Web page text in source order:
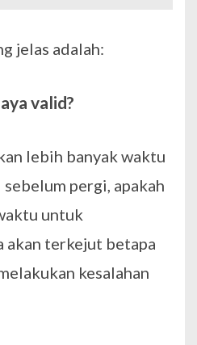
jelas adalah:
valid?
lebih banyak waktu
pergi, apakah
untuk
akan terkejut betapa
kesalahan